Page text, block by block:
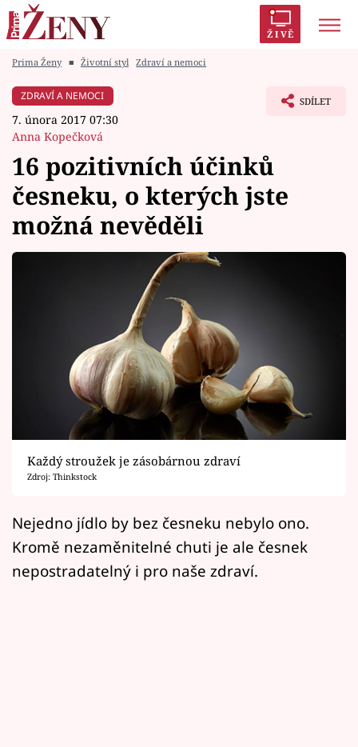
ŽIVĚ
Módní alarm
Zrádci
Témata
Celebrity
Horoskopy
Sledujte prima+
Filmový festival Karlovy Vary
Pořady
Mámy sobě
Přihlášení
Prima Ženy ■ Životní styl Zdraví a nemoci
ZDRAVÍ A NEMOCI
7. února 2017 07:30
Anna Kopečková
SDÍLET
16 pozitivních účinků
česneku, o kterých jste
možná nevěděli
Každý stroužek je zásobárnou zdraví
Zdroj: Thinkstock
Nejedno jídlo by bez česneku nebylo ono.
Kromě nezaměnitelné chuti je ale česnek
nepostradatelný i pro naše zdraví.